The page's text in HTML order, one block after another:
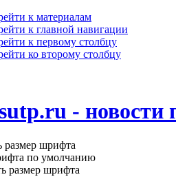
к материалам
к главной навигации
к первому столбцу
ко второму столбцу
-